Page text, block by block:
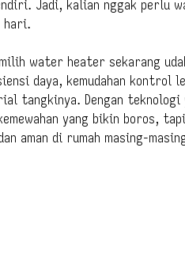
Jadi, kalian nggak perlu
hari.
water heater sekarang
daya, kemudahan kontrol
tangkinya. Dengan
yang bikin boros,
aman di rumah masing-